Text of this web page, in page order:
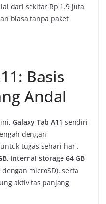
dari sekitar Rp 1.9 juta
biasa tanpa paket
Basis
Andal
Galaxy Tab A11 sendiri
dengan
tugas sehari-hari.
, internal storage 64 GB
microSD), serta
aktivitas panjang